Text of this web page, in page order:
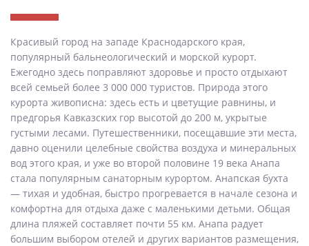
Красивый город на западе Краснодарского края,
популярный бальнеологический и морской курорт.
Ежегодно здесь поправляют здоровье и просто отдыхают
всей семьей более 3 000 000 туристов. Природа этого
курорта живописна: здесь есть и цветущие равнины, и
предгорья Кавказских гор высотой до 200 м, укрытые
густыми лесами. Путешественники, посещавшие эти места,
давно оценили целебные свойства воздуха и минеральных
вод этого края, и уже во второй половине 19 века Анапа
стала популярным санаторным курортом. Анапская бухта
— тихая и удобная, быстро прогревается в начале сезона и
комфортна для отдыха даже с маленькими детьми. Общая
длина пляжей составляет почти 55 км. Анапа радует
большим выбором отелей и других вариантов размещения,